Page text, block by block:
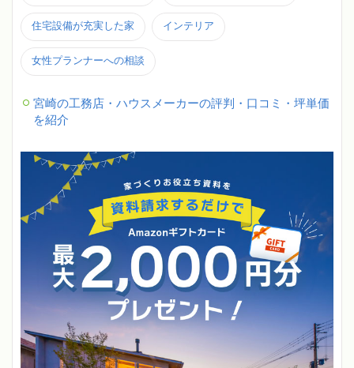
住宅設備が充実した家 インテリア
女性プランナーへの相談
宮崎の工務店・ハウスメーカーの評判・口コミ・坪単価
を紹介